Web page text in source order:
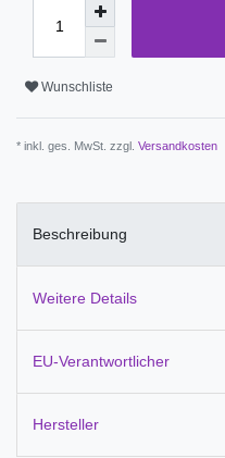
Wunschliste
* inkl. ges. MwSt. zzgl. Versandkosten
Beschreibung
Weitere Details
EU-Verantwortlicher
Hersteller